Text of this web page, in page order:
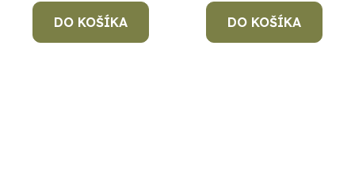
DO KOŠÍKA DO KOŠÍKA